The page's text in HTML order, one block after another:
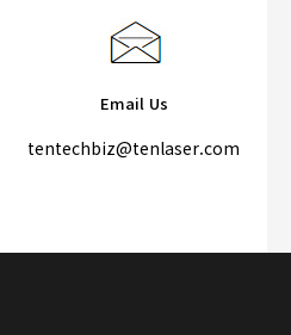
Email Us
tentechbiz@tenlaser.com